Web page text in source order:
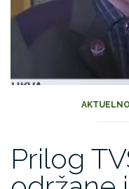
Prilog